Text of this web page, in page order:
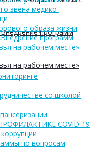
программ
на рабочем месте»
звена медико-
образа жизни
программ
на рабочем месте»
со школой
COVID-19
по вопросам